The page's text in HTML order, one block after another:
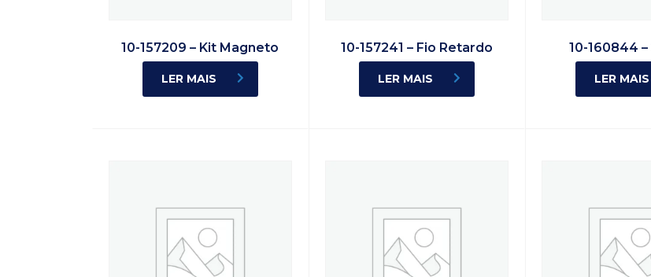
10-157209 – Kit Magneto
LER MAIS
10-157241 – Fio Retardo
LER MAIS
10-160844
LER MAIS